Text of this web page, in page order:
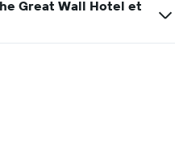
Great Wall Hotel et